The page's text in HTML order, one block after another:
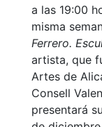
a las 19:00
misma
Ferrero.
artista, que
Artes de
Consell
presentará